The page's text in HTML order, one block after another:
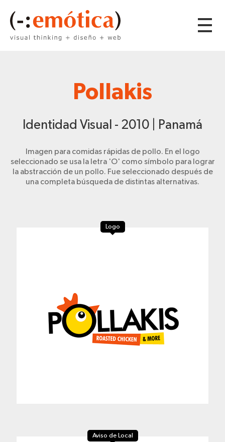
Pollakis
Identidad Visual - 2010 | Panamá
Imagen para comidas rápidas de pollo. En el logo
seleccionado se usa la letra 'O' como símbolo para lograr
la abstracción de un pollo. Fue seleccionado después de
una completa búsqueda de distintas alternativas.
Logo
Aviso de Local